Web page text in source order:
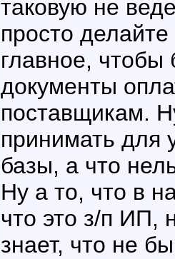
таковую не
просто
главное,
документы
поставщикам.
принимать для
базы, а что
Ну а то, что в
что это з/п ИП,
знает, что не